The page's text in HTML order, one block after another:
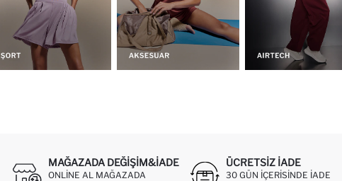
MAĞAZADA DEĞIŞIM&İADE
ONLINE AL MAĞAZADA
ÜCRETSIZ IADE
30 GÜN IÇERISINDE IADE